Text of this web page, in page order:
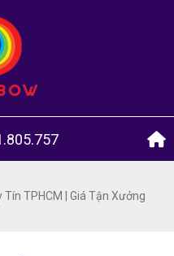
Tín TPHCM | Giá Tận Xưởng